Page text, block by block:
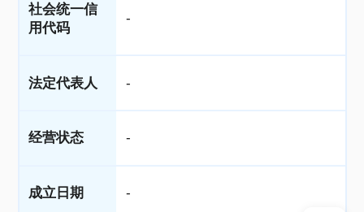
社会统一信
用代码
-
法定代表人 -
经营状态 -
成立日期 -